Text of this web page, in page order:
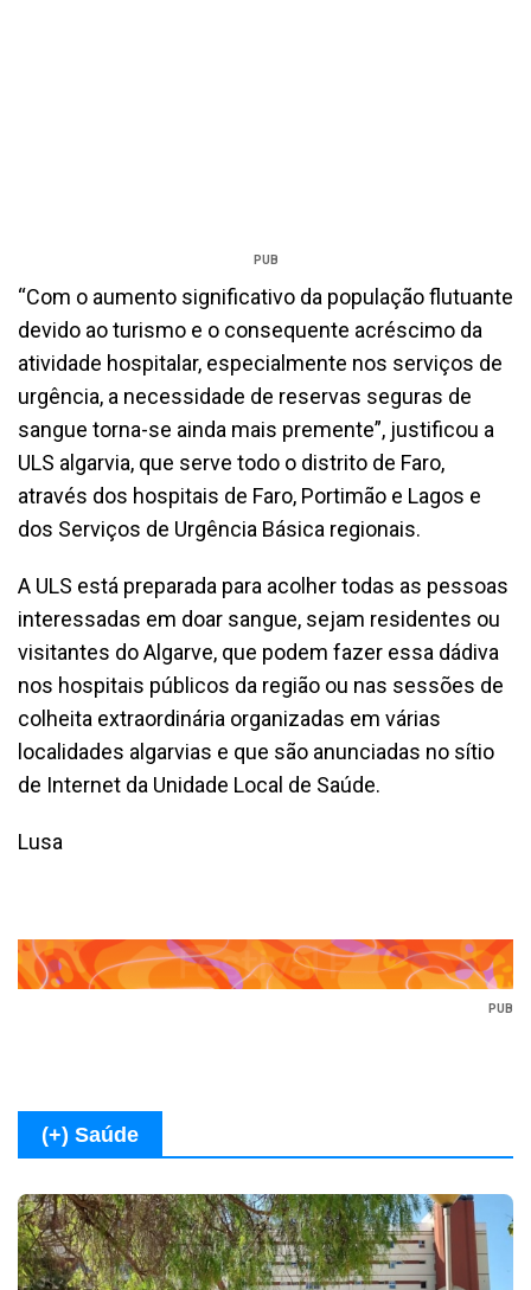
PUB
“Com o aumento significativo da população flutuante
devido ao turismo e o consequente acréscimo da
atividade hospitalar, especialmente nos serviços de
urgência, a necessidade de reservas seguras de
sangue torna-se ainda mais premente”, justificou a
ULS algarvia, que serve todo o distrito de Faro,
através dos hospitais de Faro, Portimão e Lagos e
dos Serviços de Urgência Básica regionais.
A ULS está preparada para acolher todas as pessoas
interessadas em doar sangue, sejam residentes ou
visitantes do Algarve, que podem fazer essa dádiva
nos hospitais públicos da região ou nas sessões de
colheita extraordinária organizadas em várias
localidades algarvias e que são anunciadas no sítio
de Internet da Unidade Local de Saúde.
Lusa
PUB
(+) Saúde